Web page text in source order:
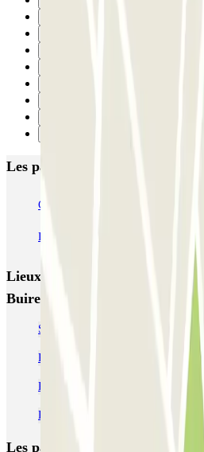
Les parkings les mieux notés à
CPA Buirette
Léo Lagrange - Stade Auguste
Lieux et événements
Buirette
Se garer pour Run In Reims
Parkings à la gare de Reims
Parkings pas chers pour le marché
Réservez une place de parking près
Les parkings les plus réservés